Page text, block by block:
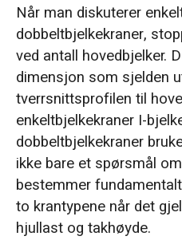
Når man diskuterer
dobbeltbjelkekraner,
ved antall hovedbjelker.
dimensjon som sjelden
tverrsnittsprofilen til
enkeltbjelkekraner I-
dobbeltbjelkekraner
ikke bare et spørsmål
bestemmer
to krantypene når det
hjullast og takhøyde.